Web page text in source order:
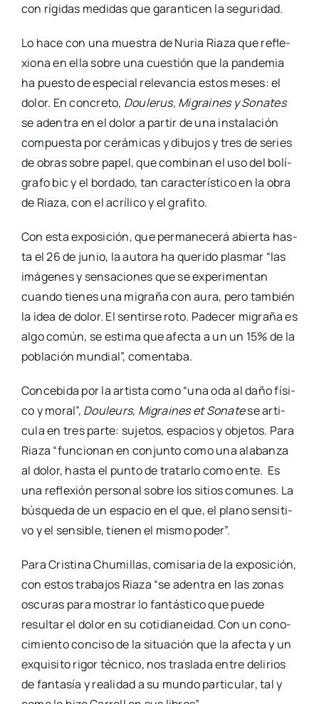
con rígi­das medi­das que garan­ti­cen la segu­ri­dad.
Lo hace con una mues­tra de Nuria Ria­za que refle­
xio­na en ella sobre una cues­tión que la pan­de­mia
ha pues­to de espe­cial rele­van­cia estos meses: el
dolor. En con­cre­to, Dou­le­rus, Migrai­nes y Sona­tes
se aden­tra en el dolor a par­tir de una ins­ta­la­ción
com­pues­ta por cerá­mi­cas y dibu­jos y tres de series
de obras sobre papel, que com­bi­nan el uso del bolí­
gra­fo bic y el bor­da­do, tan carac­te­rís­ti­co en la obra
de Ria­za, con el acrí­li­co y el gra­fi­to.
Con esta expo­si­ción, que per­ma­ne­ce­rá abier­ta has­
ta el 26 de junio, la auto­ra ha que­ri­do plas­mar “las
imá­ge­nes y sen­sa­cio­nes que se expe­ri­men­tan
cuan­do tie­nes una migra­ña con aura, pero tam­bién
la idea de dolor. El sen­tir­se roto. Pade­cer migra­ña es
algo común, se esti­ma que afec­ta a un un 15% de la
pobla­ción mun­dial”, comen­ta­ba.
Con­ce­bi­da por la artis­ta como “una oda al daño físi­
co y moral”, Dou­leurs, Migrai­nes et Sona­tese arti­
cu­la en tres par­te: suje­tos, espa­cios y obje­tos. Para
Ria­za “fun­cio­nan en con­jun­to como una ala­ban­za
al dolor, has­ta el pun­to de tra­tar­lo como ente. Es
una refle­xión per­so­nal sobre los sitios comu­nes. La
bús­que­da de un espa­cio en el que, el plano sen­si­ti­
vo y el sen­si­ble, tie­nen el mis­mo poder”.
Para Cris­ti­na Chu­mi­llas, comi­sa­ria de la expo­si­ción,
con estos tra­ba­jos Ria­za “se aden­tra en las zonas
oscu­ras para mos­trar lo fan­tás­ti­co que pue­de
resul­tar el dolor en su coti­dia­nei­dad. Con un cono­
ci­mien­to con­ci­so de la situa­ción que la afec­ta y un
exqui­si­to rigor téc­ni­co, nos tras­la­da entre deli­rios
de fan­ta­sía y reali­dad a su mun­do par­ti­cu­lar, tal y